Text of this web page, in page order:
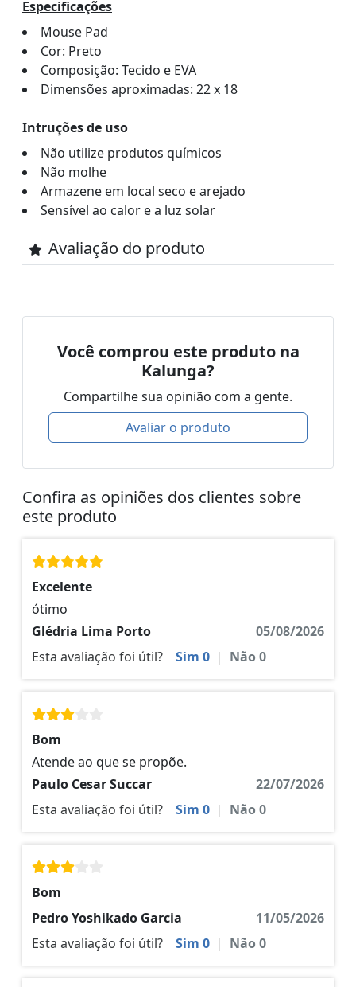
Especificações
Mouse Pad
Cor: Preto
Composição: Tecido e EVA
Dimensões aproximadas: 22 x 18
Intruções de uso
Não utilize produtos químicos
Não molhe
Armazene em local seco e arejado
Sensível ao calor e a luz solar
Avaliação do produto
Você comprou este produto na
Kalunga?
Compartilhe sua opinião com a gente.
Avaliar o produto
Confira as opiniões dos clientes sobre
este produto
Excelente
ótimo
Glédria Lima Porto
05/08/2026
Esta avaliação foi útil?
Sim 0 | Não0
Bom
Atende ao que se propõe.
Paulo Cesar Succar
22/07/2026
Esta avaliação foi útil?
Sim 0 | Não0
Bom
Pedro Yoshikado Garcia
11/05/2026
Esta avaliação foi útil?
Sim 0 | Não0